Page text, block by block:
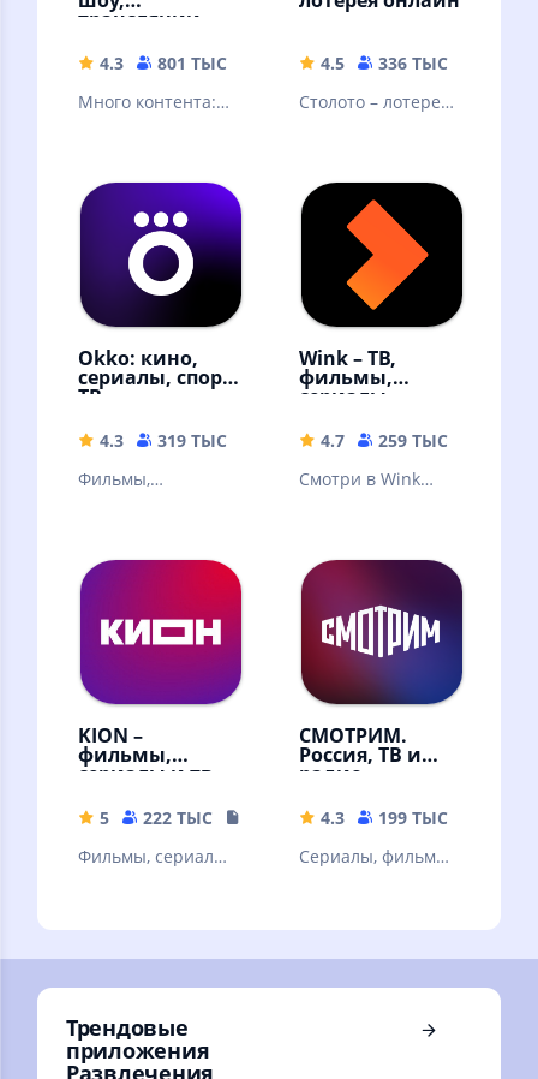
трансляции
4.3 801 ТЫС
42.88 MB
Много контента:
прямые эфиры,
сериалы и шоу
4.5 336 ТЫС
Столото – лотерея,
лото и другие
лотереи
Okko: кино,
сериалы, спорт,
ТВ
4.3 319 ТЫС
49.9 MB
Фильмы,
мультфильмы и ТВ-
каналы онлайн в
Wink – ТВ,
фильмы,
сериалы
4.7 259 ТЫС
Смотри в Wink
мультфильмы и ТВ
каналы
KION –
фильмы,
сериалы и тв
5 222 ТЫС
108.87 MB
Фильмы, сериалы
СМОТРИМ.
Россия, ТВ и
радио
4.3 199 ТЫС
Сериалы, фильмы,
Трендовые
приложения
Развлечения